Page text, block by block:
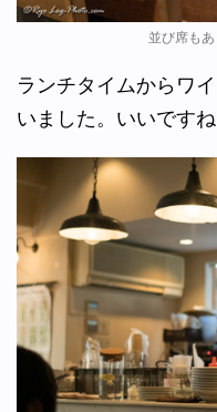
並び席も
ランチタイムからワ
いました。いいですね